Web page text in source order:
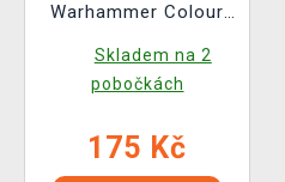
Warhammer Colour
Skladem na 2
pobočkách
175 Kč